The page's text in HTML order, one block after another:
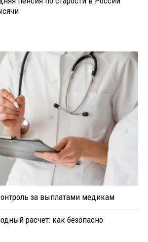
за выплатами медикам
расчет: как безопасно